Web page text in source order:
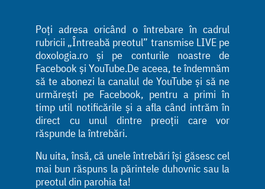
Poți adresa oricând o întrebare în cadrul
rubricii „Întreabă preotul” transmise LIVE pe
doxologia.ro și pe conturile noastre de
Facebook și YouTube.De aceea, te îndemnăm
să te abonezi la canalul de YouTube și să ne
urmărești pe Facebook, pentru a primi în
timp util notificările și a afla când intrăm în
direct cu unul dintre preoții care vor
răspunde la întrebări.
Nu uita, însă, că unele întrebări își găsesc cel
mai bun răspuns la părintele duhovnic sau la
preotul din parohia ta!